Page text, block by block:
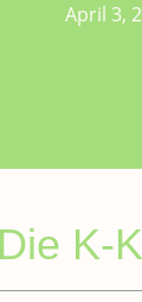
April 3,
K-